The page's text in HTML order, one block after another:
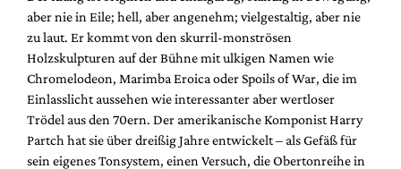
Leseproben
Podcast
Service
Shop / Abo
Newsletter
aber nie in Eile; hell, aber angenehm; vielgestaltig, aber nie
zu laut. Er kommt von den skurril-monströsen
Holzskulpturen auf der Bühne mit ulkigen Namen wie
Chromelodeon, Marimba Eroica oder Spoils of War, die im
Einlasslicht aussehen wie interessanter aber wertloser
Trödel aus den 70ern. Der amerikanische Komponist Harry
Partch hat sie über dreißig Jahre entwickelt – als Gefäß für
sein eigenes Tonsystem, einen Versuch, die Obertonreihe in